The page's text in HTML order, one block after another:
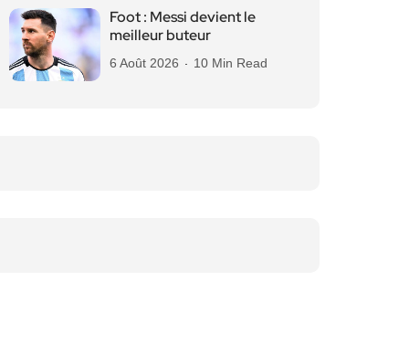
Foot : Messi devient le
meilleur buteur
6 Août 2026 10 Min Read